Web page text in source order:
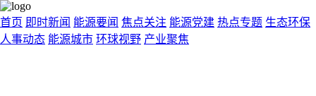
首页 即时新闻 能源要闻 焦点关注 能源党建 热点专题 生态环保
人事动态 能源城市 环球视野 产业聚焦